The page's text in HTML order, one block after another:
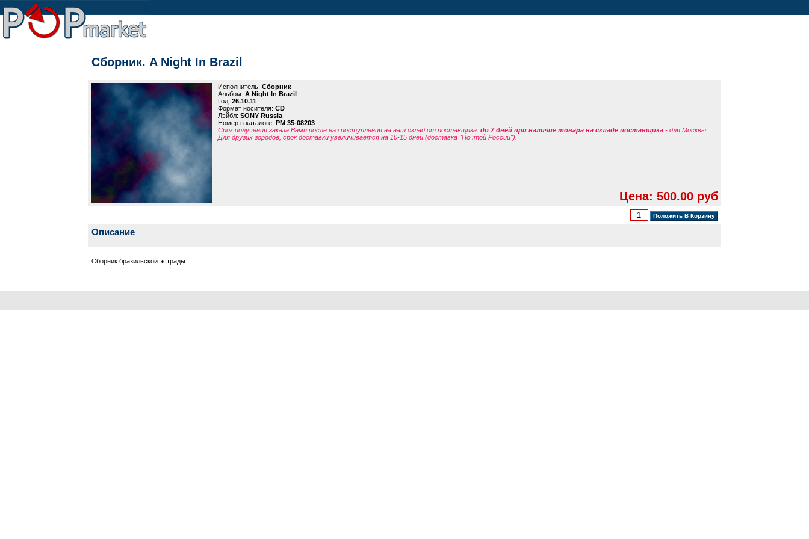
Сборник. A Night In Brazil
Исполнитель: Сборник
Альбом: A Night In Brazil
Год: 26.10.11
Формат носителя: CD
Лэйбл: SONY Russia
Номер в каталоге: PM 35-08203
Срок получения заказа Вами после его поступления на наш склад от поставщика: до 7 дней при наличие товара на складе поставщика - для Москвы.
Для других городов, срок доставки увеличивается на 10-15 дней (доставка "Почтой России").
Цена: 500.00 руб
Описание
Сборник бразильской эстрады